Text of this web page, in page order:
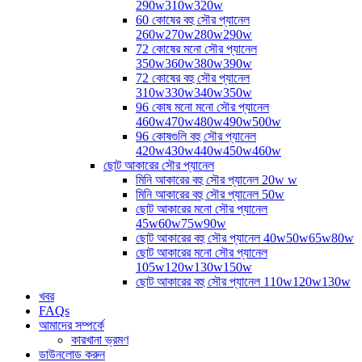
290w310w320w
60 কোষের বহু সৌর প্যানেল
260w270w280w290w
72 কোষের মনো সৌর প্যানেল
350w360w380w390w
72 কোষের বহু সৌর প্যানেল
310w330w340w350w
96 কোষ মনো মনো সৌর প্যানেল
460w470w480w490w500w
96 কোষগুলি বহু সৌর প্যানেল
420w430w440w450w460w
ছোট আকারের সৌর প্যানেল
মিনি আকারের বহু সৌর প্যানেল 20w w
মিনি আকারের বহু সৌর প্যানেল 50w
ছোট আকারের মনো সৌর প্যানেল
45w60w75w90w
ছোট আকারের বহু সৌর প্যানেল 40w50w65w80w
ছোট আকারের মনো সৌর প্যানেল
105w120w130w150w
ছোট আকারের বহু সৌর প্যানেল 110w120w130w
খবর
FAQs
আমাদের সম্পর্কে
কারখানা ভ্রমণ
ডাউনলোড করুন